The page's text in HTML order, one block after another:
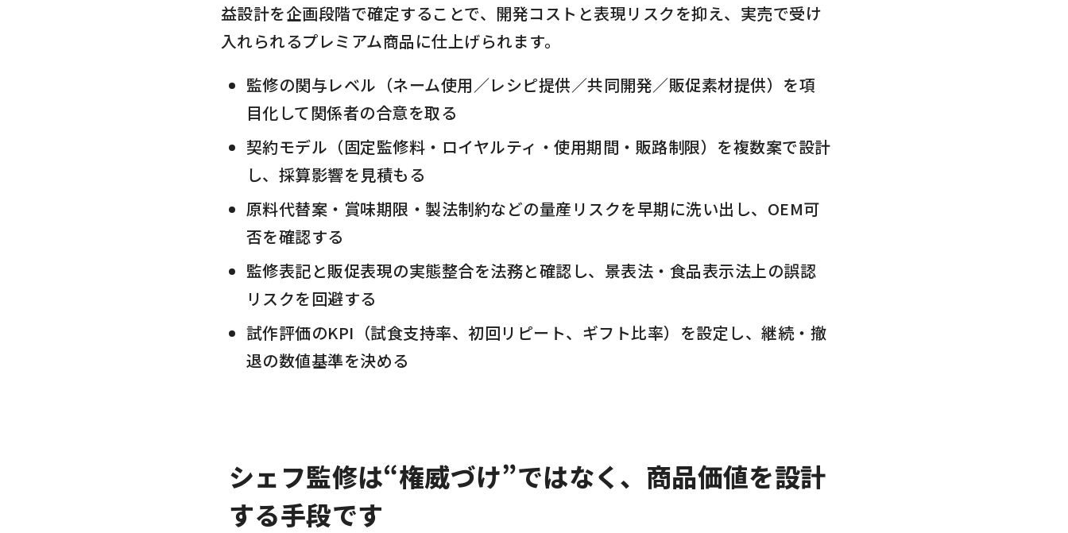
益設計を企画段階で確定することで、開発コストと表現リスクを抑え、実売で受け
入れられるプレミアム商品に仕上げられます。
監修の関与レベル（ネーム使用／レシピ提供／共同開発／販促素材提供）を項
目化して関係者の合意を取る
契約モデル（固定監修料・ロイヤルティ・使用期間・販路制限）を複数案で設計
し、採算影響を見積もる
原料代替案・賞味期限・製法制約などの量産リスクを早期に洗い出し、OEM可
否を確認する
監修表記と販促表現の実態整合を法務と確認し、景表法・食品表示法上の誤認
リスクを回避する
試作評価のKPI（試食支持率、初回リピート、ギフト比率）を設定し、継続・撤
退の数値基準を決める
シェフ監修は“権威づけ”ではなく、商品価値を設計
する手段です